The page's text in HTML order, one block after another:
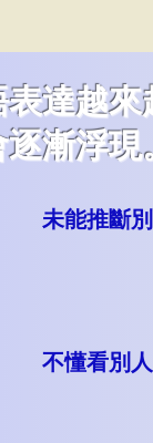
達越來
漸浮現
未能推斷
不懂看別